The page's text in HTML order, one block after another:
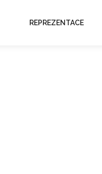
REPREZENTACE